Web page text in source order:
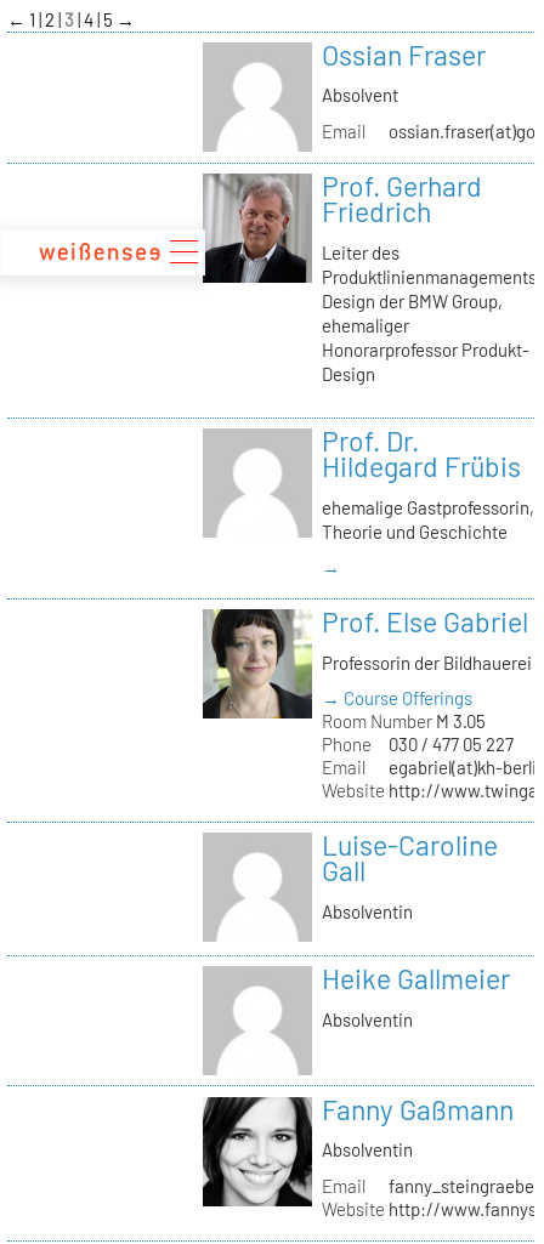
zum
Inhalt
← 1 2 3 4 5 →
Ossian Fraser
Absolvent
Email
Prof. Gerhard
Friedrich
Leiter des
Produktlinienmanagements
Design der BMW Group,
ehemaliger
Honorarprofessor Produkt-
Design
Prof. Dr.
Hildegard Frübis
ehemalige Gastprofessorin,
Theorie und Geschichte
→
Prof. Else Gabriel
Professorin der Bildhauerei
→ Course Offerings
Room NumberM 3.05
Phone
030 / 477 05 227
Email
egabriel(at)kh-
Website http://
Luise-Caroline
Gall
Absolventin
Heike Gallmeier
Absolventin
Fanny Gaßmann
Absolventin
Email
Website http://